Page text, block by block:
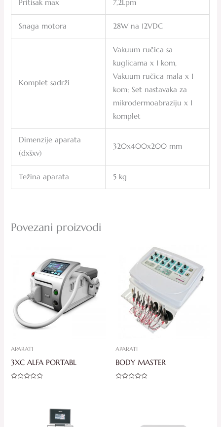
Pritisak max 7,2Lpm
Snaga motora 28W na 12VDC
Komplet sadrži
Vakuum ručica sa
kuglicama x 1 kom,
Vakuum ručica mala x 1
kom; Set nastavaka za
mikrodermoabraziju x 1
komplet
Dimenzije aparata
(dxšxv)
320x400x200 mm
Težina aparata 5 kg
Povezani proizvodi
APARATI
3XC ALFA PORTABL
APARATI
BODY MASTER